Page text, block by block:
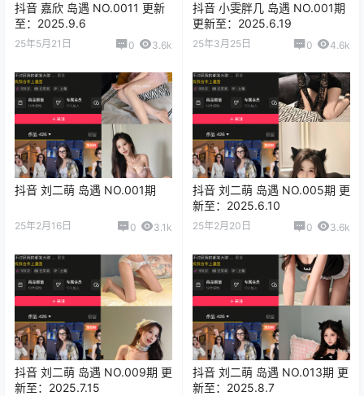
抖音 嘉欣 岛遇 NO.0011 更新
至：2025.9.6
25年5月21日 0 3.6k
抖音 小雯胖几 岛遇 NO.001期
更新至：2025.6.19
25年3月25日 0 4.6k
抖音 刘二萌 岛遇 NO.001期
25年2月16日 0 3.1k
抖音 刘二萌 岛遇 NO.005期 更
新至：2025.6.10
25年2月20日 0 3.6k
抖音 刘二萌 岛遇 NO.009期 更
新至：2025.7.15
抖音 刘二萌 岛遇 NO.013期 更
新至：2025.8.7